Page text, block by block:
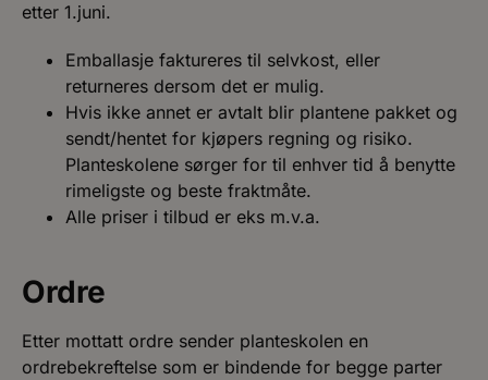
etter 1.juni.
Emballasje faktureres til selvkost, eller
returneres dersom det er mulig.
Hvis ikke annet er avtalt blir plantene pakket og
sendt/hentet for kjøpers regning og risiko.
Planteskolene sørger for til enhver tid å benytte
rimeligste og beste fraktmåte.
Alle priser i tilbud er eks m.v.a.
Ordre
Etter mottatt ordre sender planteskolen en
ordrebekreftelse som er bindende for begge parter